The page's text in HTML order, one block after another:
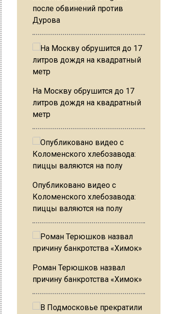
после обвинений против
Дурова
На Москву обрушится до 17
литров дождя на квадратный
метр
Опубликовано видео с
Коломенского хлебозавода:
пиццы валяются на полу
Роман Терюшков назвал
причину банкротства «Химок»